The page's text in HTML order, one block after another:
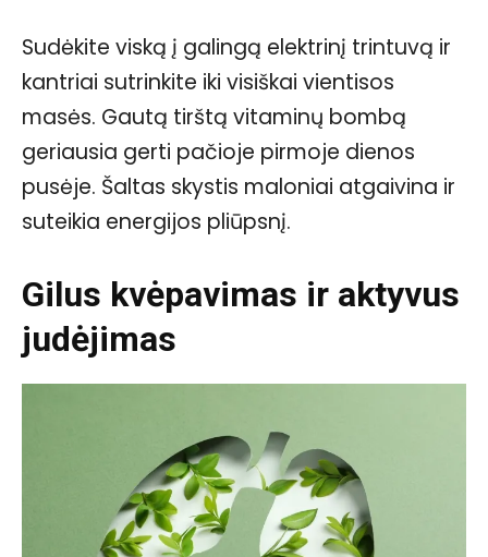
Sudėkite viską į galingą elektrinį trintuvą ir
kantriai sutrinkite iki visiškai vientisos
masės. Gautą tirštą vitaminų bombą
geriausia gerti pačioje pirmoje dienos
pusėje. Šaltas skystis maloniai atgaivina ir
suteikia energijos pliūpsnį.
Gilus kvėpavimas ir aktyvus
judėjimas